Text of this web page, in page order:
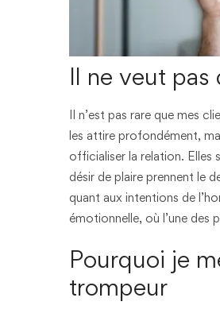
Il ne veut pas
Il n’est pas rare que mes
les attire profondément,
officialiser la relation. Elles
désir de plaire prennent le
quant aux intentions de
émotionnelle, où l’une des
Pourquoi je
trompeur